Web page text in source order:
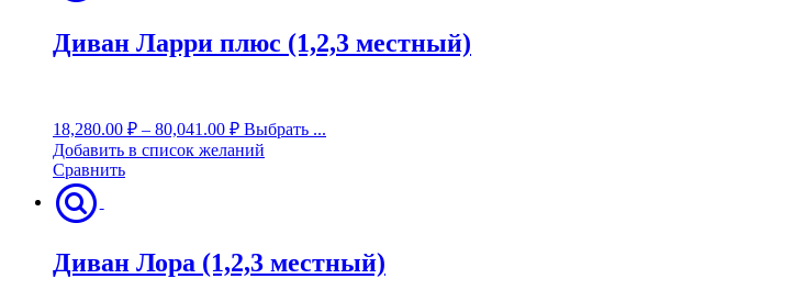
Диван Ларри плюс (1,2,3 местный)
18,280.00 ₽ – 80,041.00 ₽ Выбрать ...
Добавить в список желаний
Сравнить
Диван Лора (1,2,3 местный)